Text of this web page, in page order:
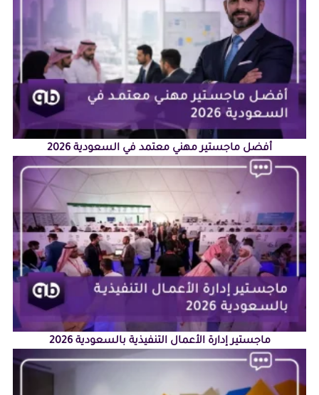
أفضل ماجستير مهني معتمد في السعودية 2026
ماجستير إدارة الأعمال التنفيذية بالسعودية 2026